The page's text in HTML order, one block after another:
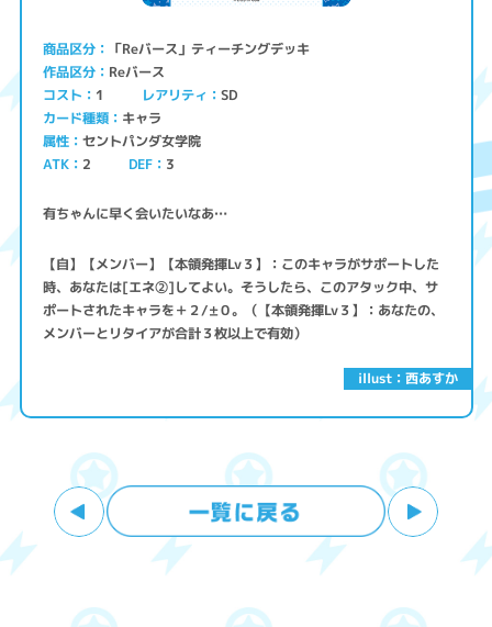
illust：西あすか
商品区分 「Reバース」ティーチングデッキ
作品区分 Reバース
コスト 1 レアリティ SD
カード種類 キャラ
属性 セントパンダ女学院
ATK 2 DEF 3
有ちゃんに早く会いたいなあ…
【自】【メンバー】【本領発揮Lv３】：このキャラがサポートした
時、あなたは[エネ②]してよい。そうしたら、このアタック中、サ
ポートされたキャラを＋２/±０。（【本領発揮Lv３】：あなたの、
メンバーとリタイアが合計３枚以上で有効）